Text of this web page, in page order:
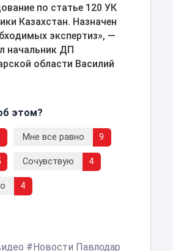
по статье 120 УК
Казахстан. Назначен
экспертиз», —
начальник ДП
области Василий
этом?
Мне все равно 9
Сочувствую 4
4
Новости Павлодар